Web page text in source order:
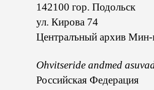
142100 гор. Подольск
ул. Кирова 74
Централъный архив
Ohvitseride andmed
Российская Федерация